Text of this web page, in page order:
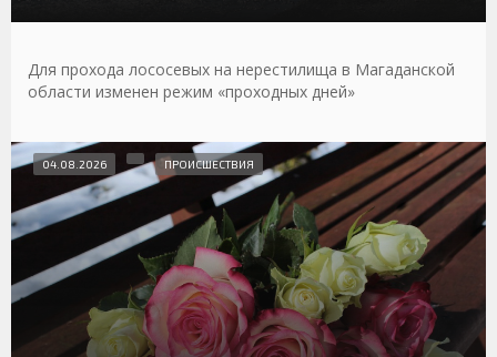
Для прохода лососевых на нерестилища в Магаданской
области изменен режим «проходных дней»
04.08.2026 ПРОИСШЕСТВИЯ